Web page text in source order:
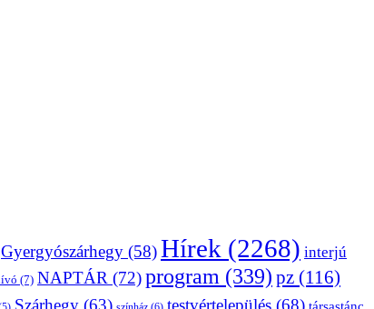
Gyergyószárhegy (58)Hírek (2268) interjú
(7) NAPTÁR (72)program (339) pz (116)
Szárhegy (63) testvértelepülés (68)